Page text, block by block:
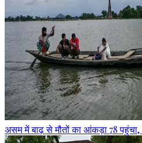
असम में बाढ़ से मौतों का आंकड़ा 78